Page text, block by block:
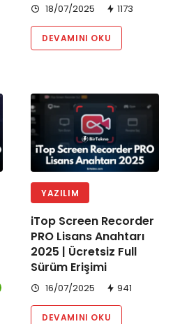
18/07/2025 1173
DEVAMINI OKU
YAZILIM
iTop Screen Recorder
PRO Lisans Anahtarı
2025 | Ücretsiz Full
Sürüm Erişimi
16/07/2025 941
DEVAMINI OKU